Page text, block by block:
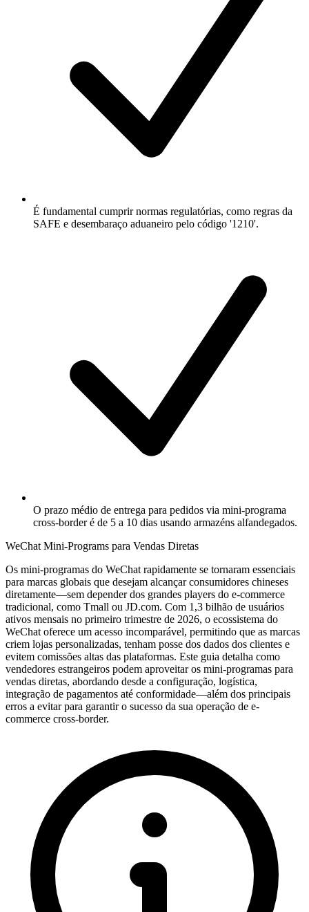
É fundamental cumprir normas regulatórias, como regras da
SAFE e desembaraço aduaneiro pelo código '1210'.
O prazo médio de entrega para pedidos via mini-programa
cross-border é de 5 a 10 dias usando armazéns alfandegados.
WeChat Mini-Programs para Vendas Diretas
Os mini-programas do WeChat rapidamente se tornaram essenciais
para marcas globais que desejam alcançar consumidores chineses
diretamente—sem depender dos grandes players do e-commerce
tradicional, como Tmall ou JD.com. Com 1,3 bilhão de usuários
ativos mensais no primeiro trimestre de 2026, o ecossistema do
WeChat oferece um acesso incomparável, permitindo que as marcas
criem lojas personalizadas, tenham posse dos dados dos clientes e
evitem comissões altas das plataformas. Este guia detalha como
vendedores estrangeiros podem aproveitar os mini-programas para
vendas diretas, abordando desde a configuração, logística,
integração de pagamentos até conformidade—além dos principais
erros a evitar para garantir o sucesso da sua operação de e-
commerce cross-border.